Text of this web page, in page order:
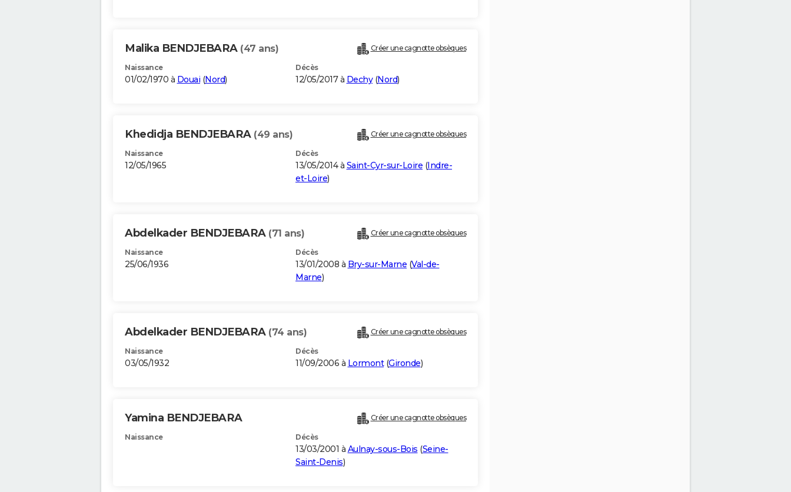
Malika BENDJEBARA (47 ans) Créer une cagnotte obsèques
Naissance
01/02/1970 à Douai (Nord)
Décès
12/05/2017 à Dechy(Nord)
Khedidja BENDJEBARA (49 ans) Créer une cagnotte obsèques
Naissance
12/05/1965
Décès
13/05/2014 à Saint-Cyr-sur-Loire (Indre-
et-Loire)
Abdelkader BENDJEBARA (71 ans) Créer une cagnotte obsèques
Naissance
25/06/1936
Décès
13/01/2008 à Bry-sur-Marne (Val-de-
Marne)
Abdelkader BENDJEBARA (74 ans) Créer une cagnotte obsèques
Naissance
03/05/1932
Décès
11/09/2006 à Lormont(Gironde)
Yamina BENDJEBARA Créer une cagnotte obsèques
Naissance Décès
13/03/2001 à Aulnay-sous-Bois (Seine-
Saint-Denis)